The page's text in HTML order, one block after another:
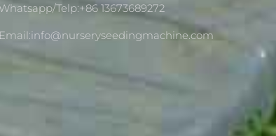
Whatsapp/Telp:+86 13673689272
Email:info@nurseryseedingmachine.com